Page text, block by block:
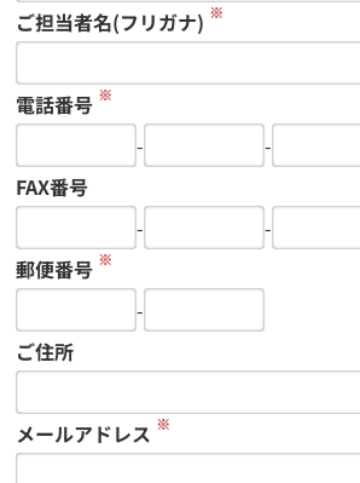
ご担当者名(フリガナ) ※
電話番号 ※
-
-
FAX番号
-
-
郵便番号 ※
-
ご住所
メールアドレス ※